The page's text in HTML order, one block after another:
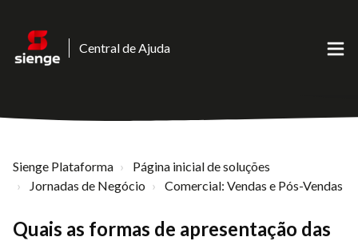
Central de Ajuda
Sienge Plataforma
Página inicial de soluções
Jornadas de Negócio
Comercial: Vendas e Pós-Vendas
Quais as formas de apresentação das